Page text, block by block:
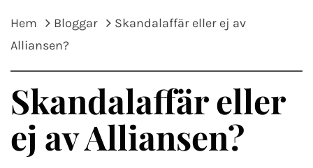
Hem Bloggar
Skandalaffär eller ej av
Alliansen?
Skandalaffär eller
ej av Alliansen?